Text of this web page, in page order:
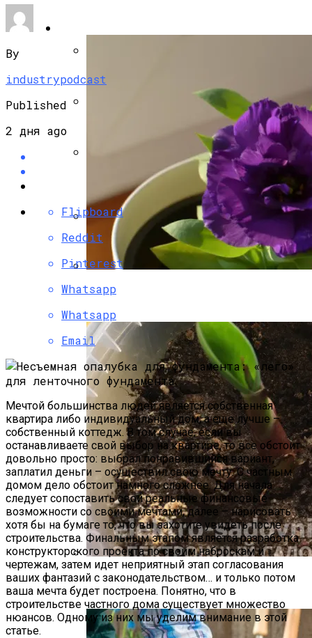
Дровяная Печка Для Готовки На Даче
Собираем Уличный Камин
Фальш-Камин Своими Руками:
Садовая Печь-Барбекю Своими
Руками
Эустома: Выращивание Из Семян В
Как Прорастить Канны После Зимы –
Фото Инструкция
By
industrypodcast
Published
2 дня ago
Flipboard
Reddit
Pinterest
Whatsapp
Whatsapp
Email
Мечтой большинства людей является собственная
квартира либо индивидуальный дом, а еще лучше –
собственный коттедж. В том случае, если вы
останавливаете свой выбор на квартире, то все обстоит
довольно просто: выбрал понравившийся вариант,
заплатил деньги – осуществил свою мечту. С частным
домом дело обстоит намного сложнее. Для начала
следует сопоставить свои реальные финансовые
возможности со своими мечтами, далее – нарисовать
хотя бы на бумаге то, что вы захотите увидеть после
строительства. Финальным этапом является разработка
конструкторского проекта по своим наброскам и
чертежам, затем идет неприятный этап согласования
ваших фантазий с законодательством… и только потом
ваша мечта будет построена. Понятно, что в
строительстве частного дома существует множество
нюансов. Одному из них мы уделим внимание в этой
статье.